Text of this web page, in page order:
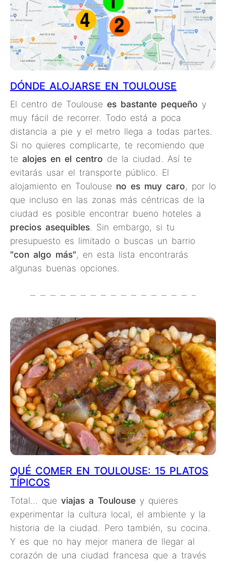
DÓNDE ALOJARSE EN TOULOUSE
El centro de Toulouse es bastante pequeño y
muy fácil de recorrer. Todo está a poca
distancia a pie y el metro llega a todas partes.
Si no quieres complicarte, te recomiendo que
te alojes en el centro de la ciudad. Así te
evitarás usar el transporte público. El
alojamiento en Toulouse no es muy caro, por lo
que incluso en las zonas más céntricas de la
ciudad es posible encontrar bueno hoteles a
precios asequibles. Sin embargo, si tu
presupuesto es limitado o buscas un barrio
"con algo más", en esta lista encontrarás
algunas buenas opciones.
QUÉ COMER EN TOULOUSE: 15 PLATOS
TÍPICOS
Total... que viajas a Toulouse y quieres
experimentar la cultura local, el ambiente y la
historia de la ciudad. Pero también, su cocina.
Y es que no hay mejor manera de llegar al
corazón de una ciudad francesa que a través